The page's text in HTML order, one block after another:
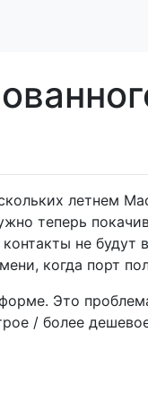
летнем
теперь
не будут
когда порт
Это
/ более